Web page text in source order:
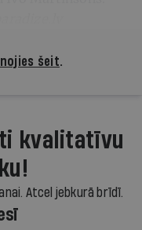
šeit.
kvalitatīvu
Atcel jebkurā brīdī.